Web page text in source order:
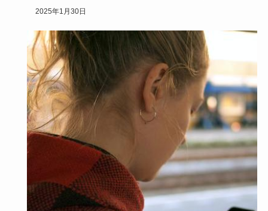
焼き方次第で心…
2025年1月30日